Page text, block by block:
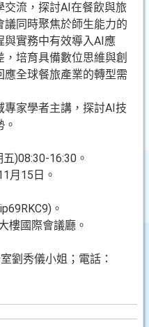
流，探討AI在餐飲與旅
同時聚焦於師生能力的
與實務中有效導入AI應
培育具備數位思維與創
全球餐旅產業的轉型需
家學者主講，探討AI技
)08:30-16:30。
月15日。
。
樓國際會議廳。
劉秀儀小姐；電話：